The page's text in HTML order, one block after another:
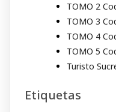
TOMO 2
TOMO 3
TOMO 4
TOMO 5
Turisto
Etiquetas